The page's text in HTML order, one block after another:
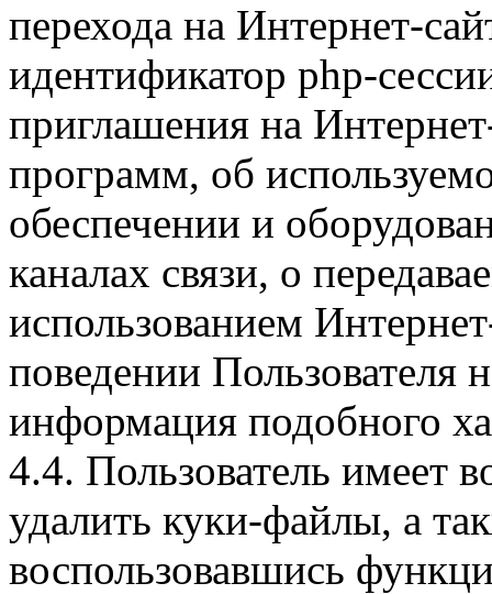
перехода на Интернет-
идентификатор php-
приглашения на
программ, об
обеспечении и
каналах связи, о
использованием
поведении Пользователя
информация подобного
4.4. Пользователь имеет
удалить куки-файлы, а
воспользовавшись